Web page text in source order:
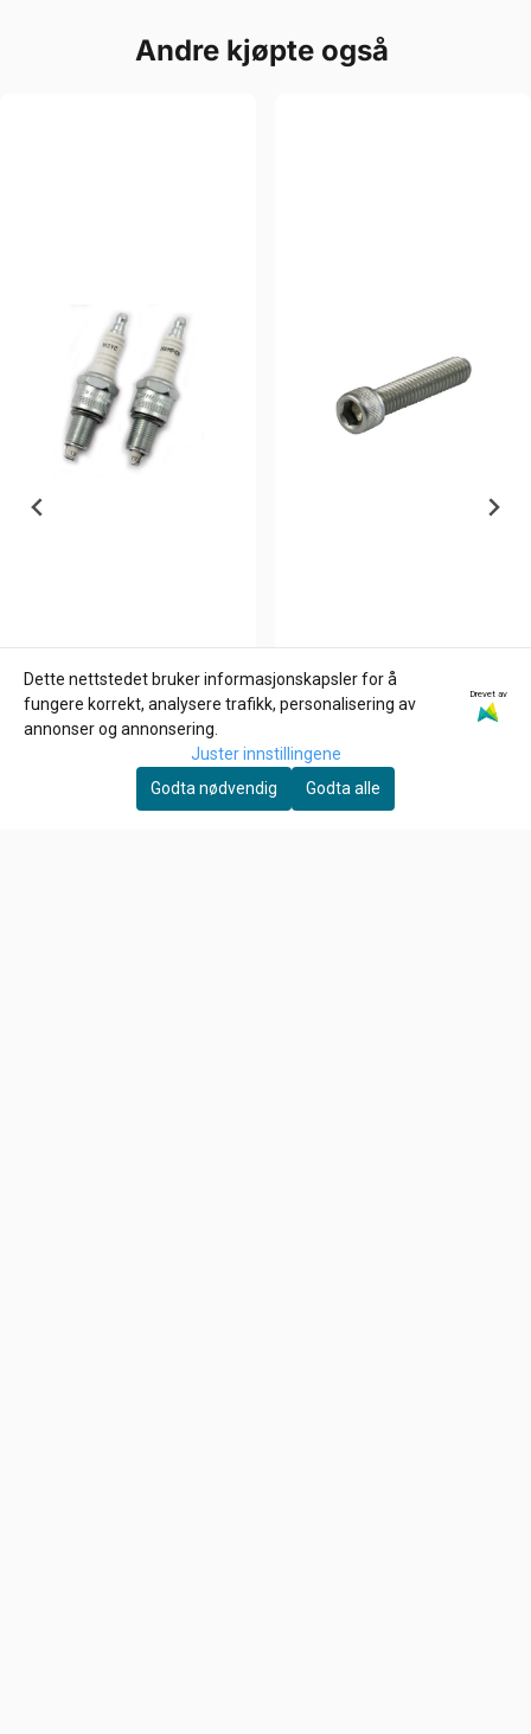
Andre kjøpte også
CHAMPION
CHAMPION N12YC,
GARDNER-WESTCOTT
3/8-16 X 3/4 INCH Allen
bolt
26,-
Dette nettstedet bruker informasjonskapsler for å
fungere korrekt, analysere trafikk, personalisering av
annonser og annonsering.
Drevet av
Juster innstillingene
Godta nødvendig
Godta alle